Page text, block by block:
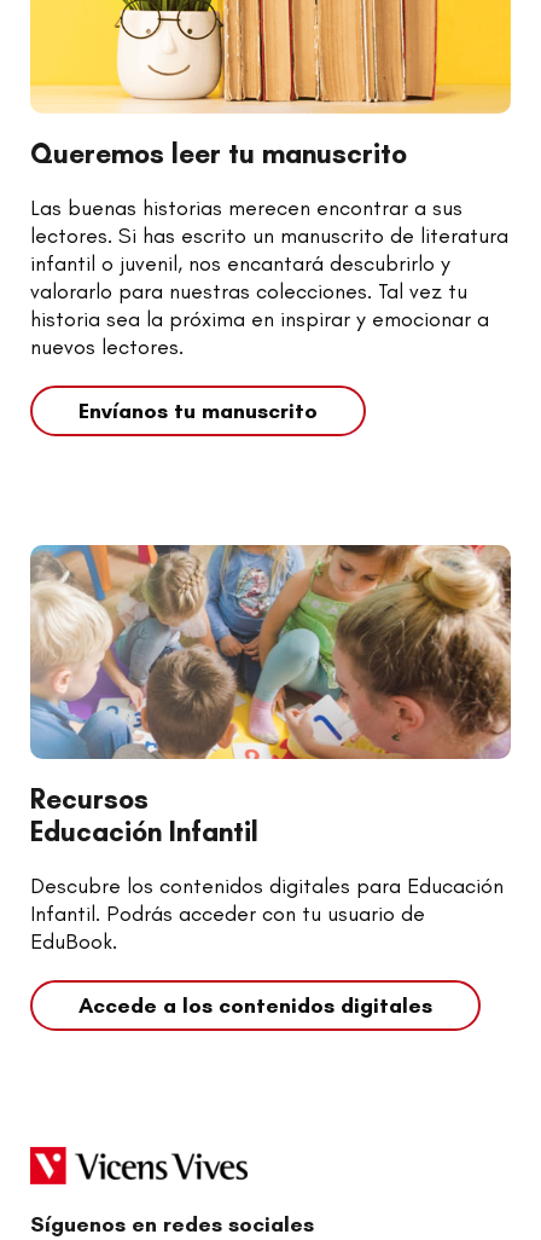
Queremos leer tu manuscrito
Las buenas historias merecen encontrar a sus
lectores. Si has escrito un manuscrito de literatura
infantil o juvenil, nos encantará descubrirlo y
valorarlo para nuestras colecciones. Tal vez tu
historia sea la próxima en inspirar y emocionar a
nuevos lectores.
Envíanos tu manuscrito
Recursos
Educación Infantil
Descubre los contenidos digitales para Educación
Infantil. Podrás acceder con tu usuario de
EduBook.
Accede a los contenidos digitales
Síguenos en redes sociales